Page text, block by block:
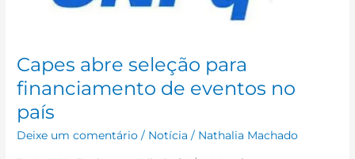
Capes abre seleção para
financiamento de eventos no
país
Deixe um comentário / Notícia / Nathalia Machado